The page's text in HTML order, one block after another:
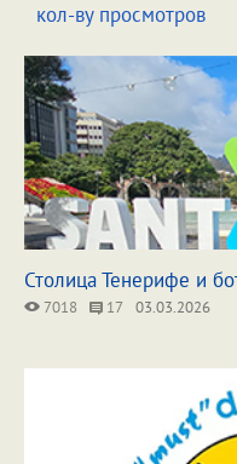
кол-ву просмотров
Столица Тенерифе и
7018 17 03.03.2026